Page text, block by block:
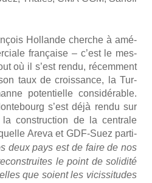
Hol­lande cherche à amé­
fran­çaise – c’est le mes­
où il s’est ren­du, récem­ment
taux de crois­sance, la Tur­
poten­tielle consi­dé­rable.
s’est déjà ren­du sur
construc­tion de la cen­trale
Are­va et GDF-Suez par­ti­
deux pays est de faire de nos
le point de soli­di­té
que soient les vicis­si­tudes